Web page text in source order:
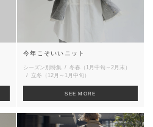
今年こそいいニット
シーズン別特集
冬春（1月中旬～2月末）
立冬（12月～1月中旬）
SEE MORE